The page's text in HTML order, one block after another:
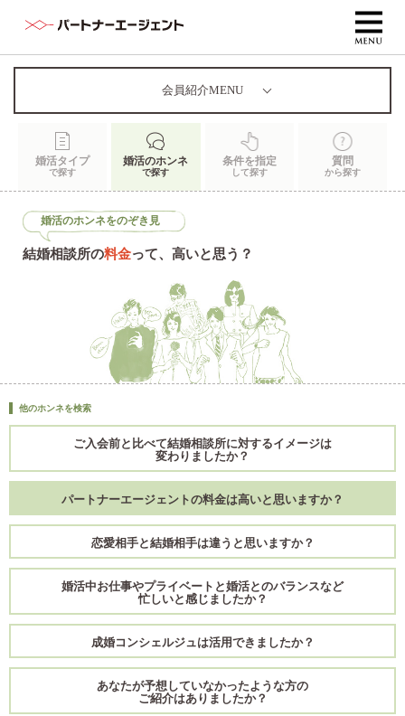
会員紹介MENU
婚活タイプ
で探す
婚活のホンネ
で探す
条件を指定
して探す
質問
から探す
婚活のホンネをのぞき見
結婚相談所の料金って、高いと思う？
他のホンネを検索
ご入会前と比べて結婚相談所に対するイメージは
変わりましたか？
パートナーエージェントの料金は高いと思いますか？
恋愛相手と結婚相手は違うと思いますか？
婚活中お仕事やプライベートと婚活とのバランスなど
忙しいと感じましたか？
成婚コンシェルジュは活用できましたか？
あなたが予想していなかったような方の
ご紹介はありましたか？